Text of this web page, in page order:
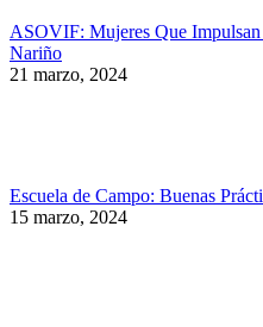
ASOVIF: Mujeres Que
Nariño
21 marzo, 2024
Escuela de Campo: Buenas
15 marzo, 2024